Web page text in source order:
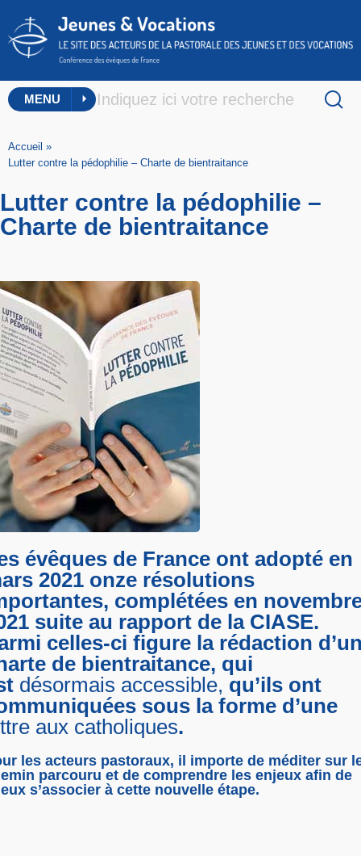
MENU
Accueil »
Lutter contre la pédophilie – Charte de bientraitance
Lutter contre la pédophilie –
Charte de bientraitance
évêques de France ont adopté en
2021 onze résolutions
complétées en
suite au rapport de la CIASE.
celles-ci figure la rédaction
de bientraitance, qui
désormais accessible, qu’ils ont
sous la forme d’une
aux catholiques.
les acteurs pastoraux, il importe de méditer sur
parcouru et de comprendre les enjeux afin de
s’associer à cette nouvelle étape.